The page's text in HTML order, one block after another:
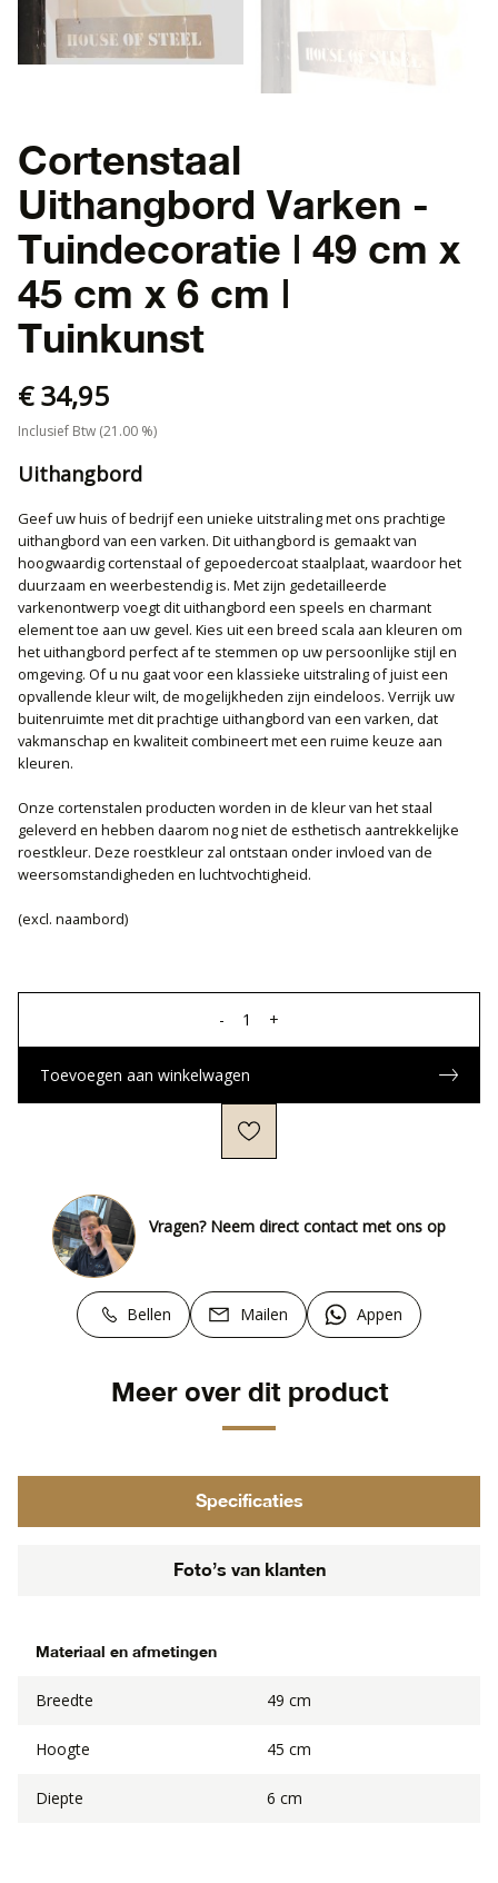
Cortenstaal
Uithangbord Varken -
Tuindecoratie | 49 cm x
45 cm x 6 cm |
Tuinkunst
€ 34,95
Inclusief Btw (21.00 %)
Uithangbord
Geef uw huis of bedrijf een unieke uitstraling met ons prachtige
uithangbord van een varken. Dit uithangbord is gemaakt van
hoogwaardig cortenstaal of gepoedercoat staalplaat, waardoor het
duurzaam en weerbestendig is. Met zijn gedetailleerde
varkenontwerp voegt dit uithangbord een speels en charmant
element toe aan uw gevel. Kies uit een breed scala aan kleuren om
het uithangbord perfect af te stemmen op uw persoonlijke stijl en
omgeving. Of u nu gaat voor een klassieke uitstraling of juist een
opvallende kleur wilt, de mogelijkheden zijn eindeloos. Verrijk uw
buitenruimte met dit prachtige uithangbord van een varken, dat
vakmanschap en kwaliteit combineert met een ruime keuze aan
kleuren.
Onze cortenstalen producten worden in de kleur van het staal
geleverd en hebben daarom nog niet de esthetisch aantrekkelijke
roestkleur. Deze roestkleur zal ontstaan onder invloed van de
weersomstandigheden en luchtvochtigheid.
(excl. naambord)
- 1 +
Toevoegen aan winkelwagen
Vragen? Neem direct contact met ons op
Bellen Mailen Appen
Meer over dit product
Specificaties
Foto’s van klanten
Materiaal en afmetingen
Breedte 49 cm
Hoogte 45 cm
Diepte 6 cm